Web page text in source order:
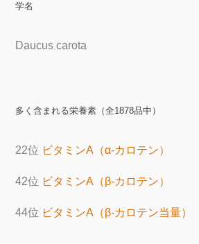
学名
Daucus carota
多く含まれる栄養素（全1878品中）
22位 ビタミンA（α-カロテン）
42位 ビタミンA（β-カロテン）
44位 ビタミンA（β-カロテン当量）